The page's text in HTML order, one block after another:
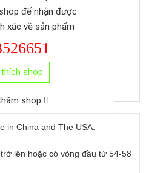
để nhận được
xác về sản phẩm
shop
shop
in China and The USA.
lên hoặc có vòng đầu từ 54-58